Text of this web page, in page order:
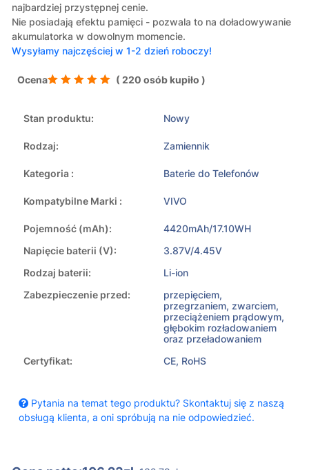
najbardziej przystępnej cenie.
Nie posiadają efektu pamięci - pozwala to na doładowywanie
akumulatorka w dowolnym momencie.
Wysyłamy najczęściej w 1-2 dzień roboczy!
Ocena ( 220 osób kupiło )
Stan produktu: Nowy
Rodzaj: Zamiennik
Kategoria : Baterie do Telefonów
Kompatybilne Marki : VIVO
Pojemność (mAh):
4420mAh/17.10WH
Napięcie baterii (V):
3.87V/4.45V
Rodzaj baterii:
Li-ion
Zabezpieczenie przed:
przepięciem,
przegrzaniem, zwarciem,
przeciążeniem prądowym,
głębokim rozładowaniem
oraz przeładowaniem
Certyfikat:
CE, RoHS
Pytania na temat tego produktu? Skontaktuj się z naszą
obsługą klienta, a oni spróbują na nie odpowiedzieć.